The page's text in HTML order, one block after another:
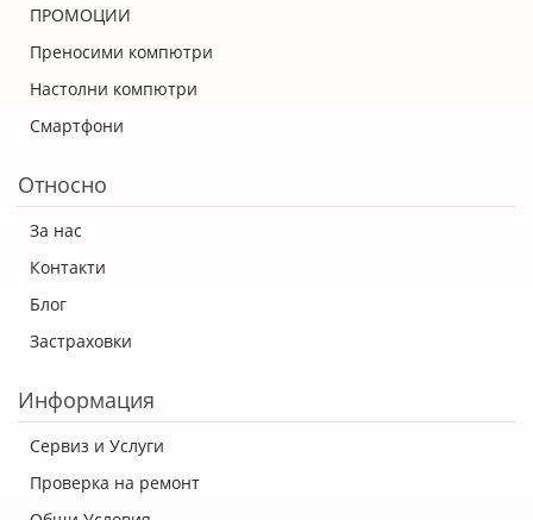
ПРОМОЦИИ
Преносими компютри
Настолни компютри
Смартфони
Относно
За нас
Контакти
Блог
Застраховки
Информация
Сервиз и Услуги
Проверка на ремонт